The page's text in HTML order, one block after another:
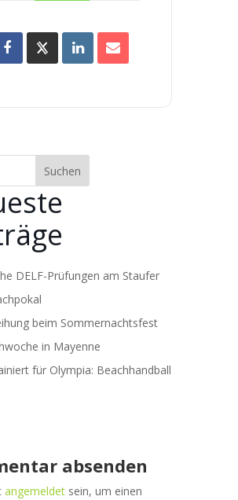
Suchen
DELF-Prüfungen am Staufer
beim Sommernachtsfest
in Mayenne
für Olympia: Beachhandball
absenden
angemeldet sein, um einen